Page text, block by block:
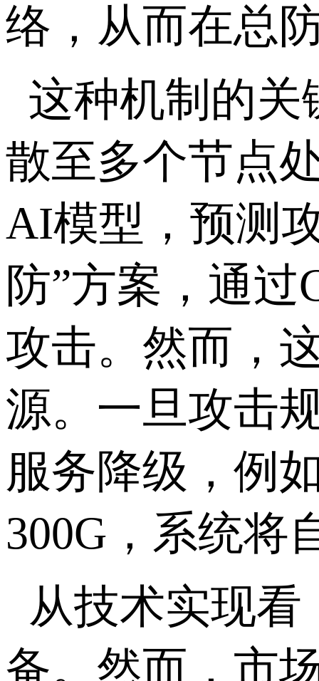
络，从而在总
这种机制的关
散至多个节点
AI模型，预测
防”方案，通
攻击。然而，
源。一旦攻击
服务降级，例
300G，系统将
从技术实现看
备。然而，市